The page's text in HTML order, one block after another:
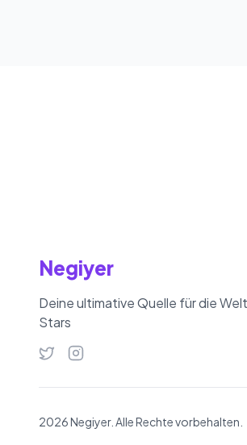
Negiyer
Deine ultimative Quelle für die
Stars
2026 Negiyer. Alle Rechte vorbehalten.